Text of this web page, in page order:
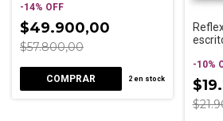
-14% OFF
$49.900,00
$57.800,00
2en stock
-10%